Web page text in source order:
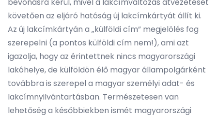
követően az eljáró hatóság új lakcímkártyát állít ki.
Az új lakcímkártyán a „külföldi cím” megjelölés fog
szerepelni (a pontos külföldi cím nem!), ami azt
igazolja, hogy az érintettnek nincs magyarországi
lakóhelye, de külföldön élő magyar állampolgárként
továbbra is szerepel a magyar személyi adat- és
lakcímnyilvántartásban. Természetesen van
lehetőség a későbbiekben ismét magyarországi